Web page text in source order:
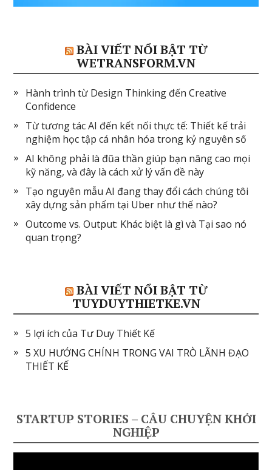
BÀI VIẾT NỔI BẬT TỪ
WETRANSFORM.VN
Hành trình từ Design Thinking đến Creative
Confidence
Từ tương tác AI đến kết nối thực tế: Thiết kế trải
nghiệm học tập cá nhân hóa trong kỷ nguyên số
AI không phải là đũa thần giúp bạn nâng cao mọi
kỹ năng, và đây là cách xử lý vấn đề này
Tạo nguyên mẫu AI đang thay đổi cách chúng tôi
xây dựng sản phẩm tại Uber như thế nào?
Outcome vs. Output: Khác biệt là gì và Tại sao nó
quan trọng?
BÀI VIẾT NỔI BẬT TỪ
TUYDUYTHIETKE.VN
5 lợi ích của Tư Duy Thiết Kế
5 XU HƯỚNG CHÍNH TRONG VAI TRÒ LÃNH ĐẠO
THIẾT KẾ
STARTUP STORIES – CÂU CHUYỆN KHỞI
NGHIỆP